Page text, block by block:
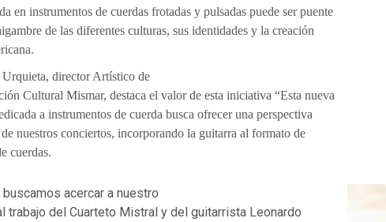
en instrumentos de cuerdas frotadas y pulsadas puede ser puente
de las diferentes culturas, sus identidades y la creación
Urquieta, director Artístico de
Cultural Mismar, destaca el valor de esta iniciativa “Esta nueva
a instrumentos de cuerda busca ofrecer una perspectiva
nuestros conciertos, incorporando la guitarra al formato de
cuerdas.
buscamos acercar a nuestro
trabajo del Cuarteto Mistral y del guitarrista Leonardo